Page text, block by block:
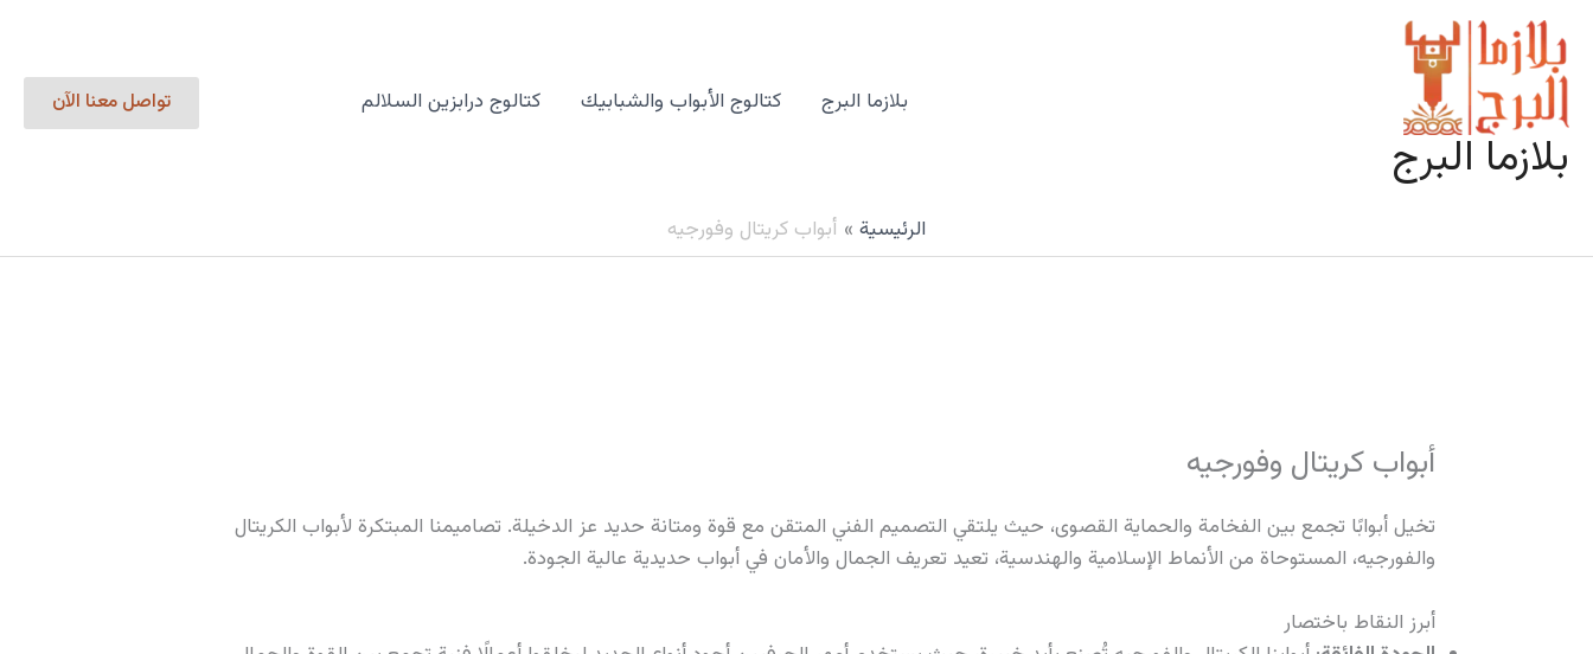
المحتوى
بلازما البرج
بلازما البرج كتالوج الأبواب والشبابيك كتالوج درابزين السلالم تواصل معنا الآن
الرئيسية أبواب كريتال وفورجيه
أبواب كريتال وفورجيه
تخيل أبوابًا تجمع بين الفخامة والحماية القصوى، حيث يلتقي التصميم الفني المتقن مع قوة ومتانة حديد عز الدخيلة. تصاميمنا المبتكرة لأبواب الكريتال
والفورجيه، المستوحاة من الأنماط الإسلامية والهندسية، تعيد تعريف الجمال والأمان في أبواب حديدية عالية الجودة.
أبرز النقاط باختصار